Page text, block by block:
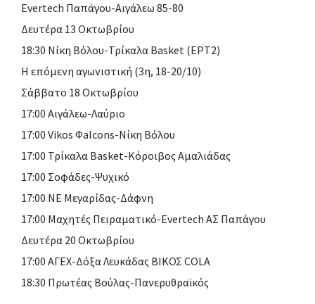
Evertech Παπάγου-Αιγάλεω 85-80
Δευτέρα 13 Οκτωβρίου
18:30 Νίκη Βόλου-Τρίκαλα Basket (ΕΡΤ2)
Η επόμενη αγωνιστική (3η, 18-20/10)
Σάββατο 18 Οκτωβρίου
17:00 Αιγάλεω-Λαύριο
17:00 Vikos Φalcons-Νίκη Βόλου
17:00 Τρίκαλα Basket-Κόροιβος Αμαλιάδας
17:00 Σοφάδες-Ψυχικό
17:00 ΝΕ Μεγαρίδας-Δάφνη
17:00 Μαχητές Πειραματικό-Evertech ΑΣ Παπάγου
Δευτέρα 20 Οκτωβρίου
17:00 ΑΓΕΧ-Δόξα Λευκάδας ΒΙΚΟΣ COLA
18:30 Πρωτέας Βούλας-Πανερυθραϊκός